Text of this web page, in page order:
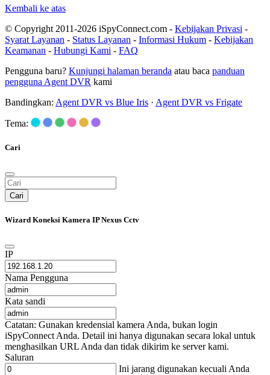
Kembali ke atas
© Copyright 2011-2026 iSpyConnect.com - Kebijakan Privasi -
Syarat Layanan - Status Layanan - Informasi Hukum - Kebijakan
Keamanan - Hubungi Kami - FAQ
Pengguna baru? Kunjungi halaman beranda atau baca panduan
pengguna Agent DVR kami
Bandingkan: Agent DVR vs Blue Iris · Agent DVR vs Frigate
Tema:
Cari
Cari
Wizard Koneksi Kamera IP Nexus Cctv
IP
Nama Pengguna
Kata sandi
Catatan: Gunakan kredensial kamera Anda, bukan login
iSpyConnect Anda. Detail ini hanya digunakan secara lokal untuk
menghasilkan URL Anda dan tidak dikirim ke server kami.
Saluran
Ini jarang digunakan kecuali Anda